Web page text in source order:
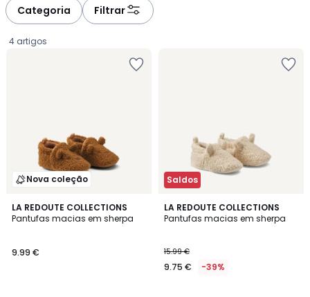
Categoria Filtrar
4 artigos
Nova coleção
LA REDOUTE COLLECTIONS
Pantufas macias em sherpa
€.
9.99 €
Saldos
LA REDOUTE COLLECTIONS
Pantufas macias em sherpa
15.99 €
9.75 € -39%